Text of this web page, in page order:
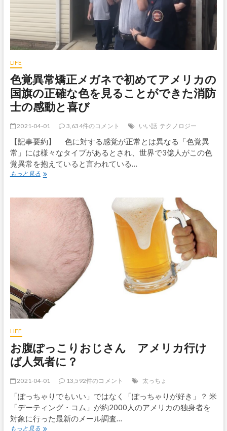
引
っ
越
し！
費
用
LIFE
色覚異常矯正メガネで初めてアメリカの
国旗の正確な色を見ることができた消防
士の感動と喜び
2021-04-01 3,634件のコメント いい話 テクノロジー
【記事要約】 色に対する感覚が正常とは異なる「色覚異
常」には様々なタイプがあるとされ、世界で3億人がこの色
覚異常を抱えていると言われている…
もっと見る色
ア
メ
リ
カ
旗
の
正
な
を
見
る
こ
LIFE
お腹ぽっこりおじさん アメリカ行け
ば人気者に？
2021-04-01 13,592件のコメント 太っちょ
「ぽっちゃりでもいい」ではなく「ぽっちゃりが好き」？ 米
「デーティング・コム」が約2000人のアメリカの独身者を
対象に行った最新のメール調査…
もっと見るお